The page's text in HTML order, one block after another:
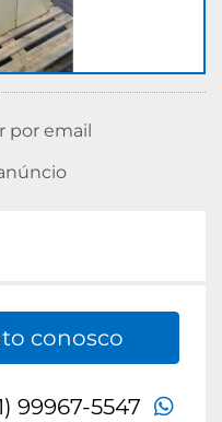
por email
conosco
99967-5547